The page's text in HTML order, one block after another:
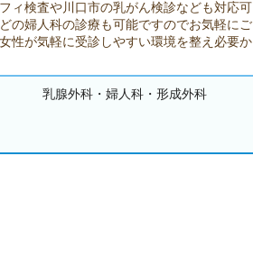
ィ検査や川口市の乳がん検診なども対応可
の婦人科の診療も可能ですのでお気軽にご
性が気軽に受診しやすい環境を整え必要か
乳腺外科・婦人科・形成外科